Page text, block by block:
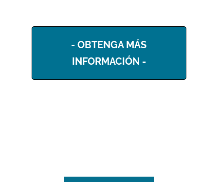
- OBTENGA MÁS
INFORMACIÓN -